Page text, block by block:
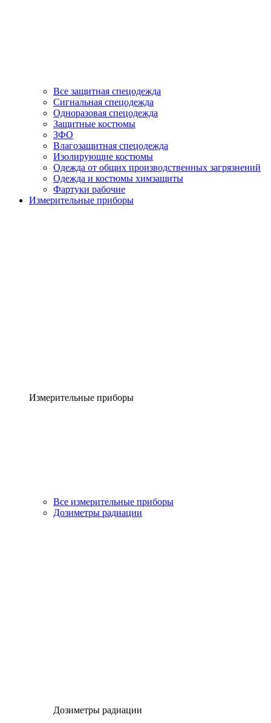
Все защитная спецодежда
Сигнальная спецодежда
Одноразовая спецодежда
Защитные костюмы
ЗФО
Влагозащитная спецодежда
Изолирующие костюмы
Одежда от общих производственных загрязнений
Одежда и костюмы химзащиты
Фартуки рабочие
Измерительные приборы
Измерительные приборы
Все измерительные приборы
Дозиметры радиации
Дозиметры радиации